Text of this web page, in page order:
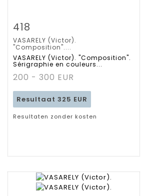
Gedetailleerde
fiche
418
VASARELY (Victor).
"Composition"....
VASARELY (Victor). "Composition".
Sérigraphie en couleurs...
200 - 300 EUR
Resultaat 325 EUR
Resultaten zonder kosten